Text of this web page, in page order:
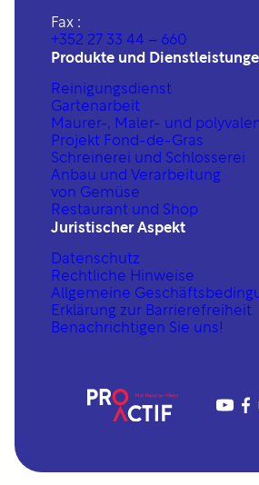
Fax :
+352 27 33 44 – 660
Produkte und
Reinigungsdienst
Gartenarbeit
Maurer-, Maler- und
Projekt Fond-de-Gras
Schreinerei und Schlosserei
Anbau und Verarbeitung
von Gemüse
Restaurant und Shop
Juristischer Aspekt
Datenschutz
Rechtliche Hinweise
Allgemeine
Erklärung zur Barrierefreiheit
Benachrichtigen Sie uns!